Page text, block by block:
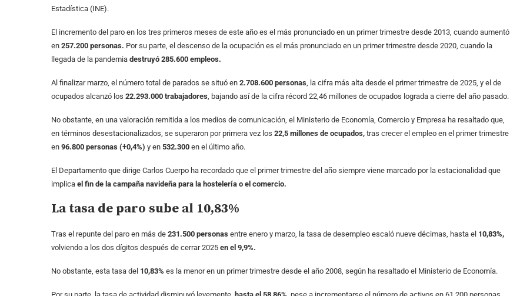
Estadística (INE).
El incremento del paro en los tres primeros meses de este año es el más pronunciado en un primer trimestre desde 2013, cuando aumentó
en 257.200 personas. Por su parte, el descenso de la ocupación es el más pronunciado en un primer trimestre desde 2020, cuando la
llegada de la pandemia destruyó 285.600 empleos.
Al finalizar marzo, el número total de parados se situó en 2.708.600 personas , la cifra más alta desde el primer trimestre de 2025, y el de
ocupados alcanzó los 22.293.000 trabajadores , bajando así de la cifra récord 22,46 millones de ocupados lograda a cierre del año pasado.
No obstante, en una valoración remitida a los medios de comunicación, el Ministerio de Economía, Comercio y Empresa ha resaltado que,
en términos desestacionalizados, se superaron por primera vez los 22,5 millones de ocupados, tras crecer el empleo en el primer trimestre
en 96.800 personas (+0,4%) y en 532.300 en el último año.
El Departamento que dirige Carlos Cuerpo ha recordado que el primer trimestre del año siempre viene marcado por la estacionalidad que
implica el fin de la campaña navideña para la hostelería o el comercio.
La tasa de paro sube al 10,83%
Tras el repunte del paro en más de 231.500 personas entre enero y marzo, la tasa de desempleo escaló nueve décimas, hasta el 10,83%,
volviendo a los dos dígitos después de cerrar 2025 en el 9,9%.
No obstante, esta tasa del 10,83% es la menor en un primer trimestre desde el año 2008, según ha resaltado el Ministerio de Economía.